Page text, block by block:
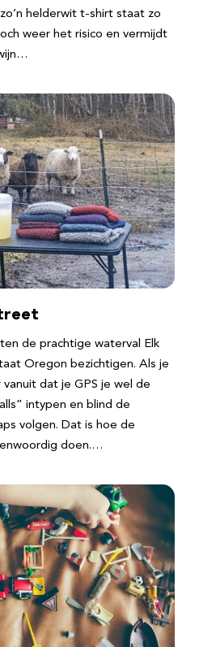
helderwit t-shirt staat zo
weer het risico en vermijdt
de prachtige waterval Elk
Oregon bezichtigen. Als je
dat je GPS je wel de
intypen en blind de
volgen. Dat is hoe de
doen.…